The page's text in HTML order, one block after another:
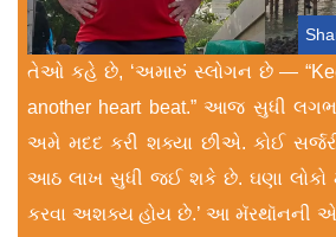
તેઓ કહે છે, ‘અમારું સ્લોગન છે —
another heart beat.” આજ સુધી લગભગ
અમે મદદ કરી શક્યા છીએ. કોઈ
આઠ લાખ સુધી જઈ શકે છે. ઘણા લોકો
કરવા અશક્ય હોય છે.’ આ મૅરથૉનની